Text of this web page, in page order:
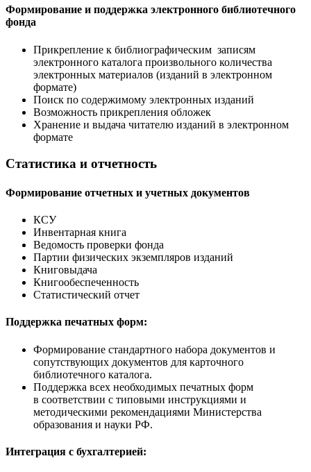
Формирование и поддержка электронного библиотечного
фонда
Прикрепление к библиографическим записям
электронного каталога произвольного количества
электронных материалов (изданий в электронном
формате)
Поиск по содержимому электронных изданий
Возможность прикрепления обложек
Хранение и выдача читателю изданий в электронном
формате
Статистика и отчетность
Формирование отчетных и учетных документов
КСУ
Инвентарная книга
Ведомость проверки фонда
Партии физических экземпляров изданий
Книговыдача
Книгообеспеченность
Статистический отчет
Поддержка печатных форм:
Формирование стандартного набора документов и
сопутствующих документов для карточного
библиотечного каталога.
Поддержка всех необходимых печатных форм
в соответствии с типовыми инструкциями и
методическими рекомендациями Министерства
образования и науки РФ.
Интеграция с бухгалтерией: